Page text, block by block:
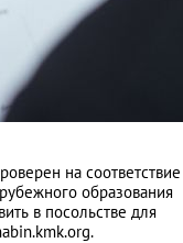
на соответствие
образования
в посольстве для